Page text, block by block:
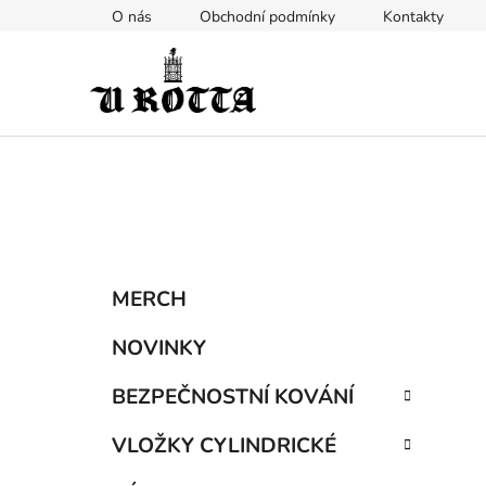
O nás Obchodní podmínky Kontakty
Přeskočit
kategorie
MERCH
NOVINKY
BEZPEČNOSTNÍ KOVÁNÍ
VLOŽKY CYLINDRICKÉ